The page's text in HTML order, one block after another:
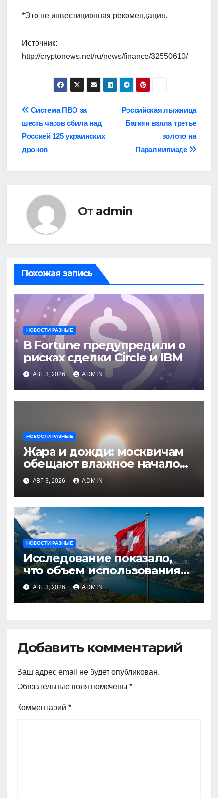
*Это не инвестиционная рекомендация.
Источник:
http://cryptonews.net/ru/news/finance/32550610/
Навигация
по
записям
Российская лыжница
Багиян взяла третье
золото на
Паралимпиаде
Система ПВО за
шесть часов сбила над
Россией 125 украинских
дронов
От admin
Похожая запись
НОВОСТИ РАЗНЫЕ
В Fortune предупредили о
рисках сделки Circle и IBM
АВГ 3, 2026 ADMIN
НОВОСТИ РАЗНЫЕ
Жара и дожди: москвичам
обещают влажное начало
августа
АВГ 3, 2026 ADMIN
НОВОСТИ РАЗНЫЕ
Исследование показало,
что объем использования
криптовалют в Швейцарии
в два раза превышает
аналогичный показатель в
АВГ 3, 2026 ADMIN
Добавить комментарий
Ваш адрес email не будет опубликован.
Обязательные поля помечены *
Комментарий *